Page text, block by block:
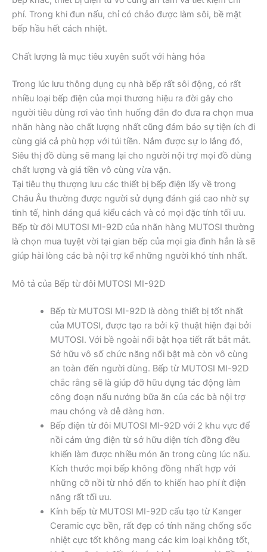
phí. Trong khi đun nấu, chỉ có chảo được làm sôi, bề mặt
bếp hầu hết cách nhiệt.
Chất lượng là mục tiêu xuyên suốt với hàng hóa
Trong lúc lưu thông dụng cụ nhà bếp rất sôi động, có rất
nhiều loại bếp điện của mọi thương hiệu ra đời gây cho
người tiêu dùng rơi vào tình huống đắn đo đưa ra chọn mua
nhãn hàng nào chất lượng nhất cũng đảm bảo sự tiện ích đi
cùng giá cả phù hợp với túi tiền. Nắm được sự lo lắng đó,
Siêu thị đồ dùng sẽ mang lại cho người nội trợ mọi đồ dùng
chất lượng và giá tiền vô cùng vừa vặn.
Tại tiêu thụ thượng lưu các thiết bị bếp điện lấy về trong
Châu Âu thường được người sử dụng đánh giá cao nhờ sự
tinh tế, hình dáng quá kiểu cách và có mọi đặc tính tối ưu.
Bếp từ đôi MUTOSI MI-92D của nhãn hàng MUTOSI thường
là chọn mua tuyệt vời tại gian bếp của mọi gia đình hẳn là sẽ
giúp hài lòng các bà nội trợ kể những người khó tính nhất.
Mô tả của Bếp từ đôi MUTOSI MI-92D
Bếp từ MUTOSI MI-92D là dòng thiết bị tốt nhất
của MUTOSI, được tạo ra bởi kỹ thuật hiện đại bởi
MUTOSI. Với bề ngoài nổi bật họa tiết rất bắt mắt.
Sở hữu vô số chức năng nổi bật mà còn vô cùng
an toàn đến người dùng. Bếp từ MUTOSI MI-92D
chắc rằng sẽ là giúp đỡ hữu dụng tác động làm
công đoạn nấu nướng bữa ăn của các bà nội trợ
mau chóng và dễ dàng hơn.
Bếp điện từ đôi MUTOSI MI-92D với 2 khu vực để
nồi cảm ứng điện từ sở hữu diện tích đồng đều
khiến làm được nhiều món ăn trong cùng lúc nấu.
Kích thước mọi bếp không đồng nhất hợp với
những cỡ nồi từ nhỏ đến to khiến hao phí ít điện
năng rất tối ưu.
Kính bếp từ MUTOSI MI-92D cấu tạo từ Kanger
Ceramic cực bền, rất đẹp có tính năng chống sốc
nhiệt cực tốt không mang các kim loại không tốt,